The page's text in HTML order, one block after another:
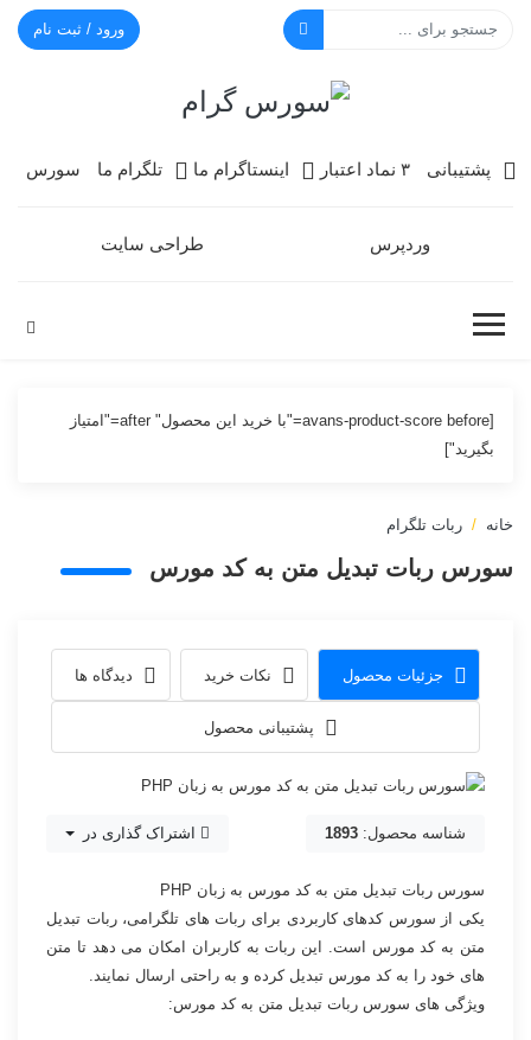
ورود / ثبت نام
پشتیبانی ۳ نماد اعتبار اینستاگرام ما تلگرام ما سورس
وردپرس طراحی سایت
[avans-product-score before="با خرید این محصول" after="امتیاز
بگیرید"]
خانه ربات تلگرام
سورس ربات تبدیل متن به کد مورس
جزئیات محصول نکات خرید دیدگاه ها
پشتیبانی محصول
شناسه محصول: 1893 اشتراک گذاری در
سورس ربات تبدیل متن به کد مورس به زبان PHP
یکی از سورس کدهای کاربردی برای ربات های تلگرامی، ربات تبدیل
متن به کد مورس است. این ربات به کاربران امکان می دهد تا متن
های خود را به کد مورس تبدیل کرده و به راحتی ارسال نمایند.
ویژگی های سورس ربات تبدیل متن به کد مورس: